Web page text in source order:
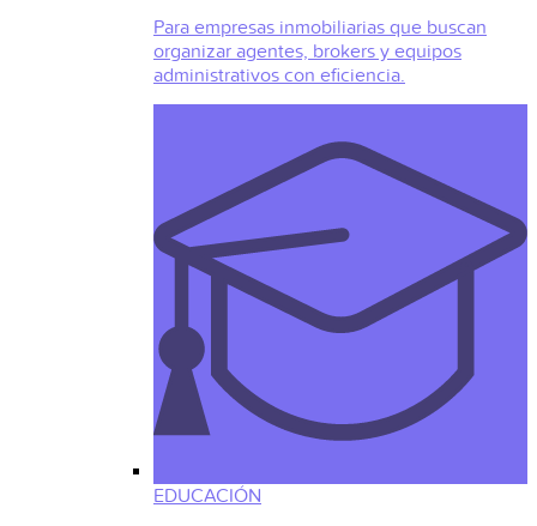
Para empresas inmobiliarias que buscan
organizar agentes, brokers y equipos
administrativos con eficiencia.
EDUCACIÓN